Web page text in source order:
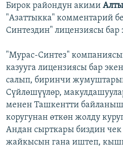
Бирок райондун акими
"Азаттыкка" комментарий
Синтездин" лицензиясы бар
"Мурас-Синтез"
казууга лицензиясы бар
салып, биринчи
Сүйлөшүүлөр,
менен Ташкентти
коругунан өткөн жолду
Андан сырткары биздин
жайкысын гана иштеп,